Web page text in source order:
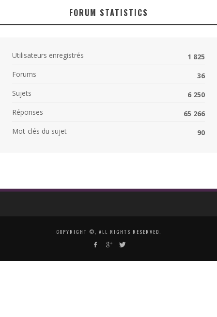
FORUM STATISTICS
Utilisateurs enregistrés
1 825
Forums
36
Sujets
6 250
Réponses
65 266
Mot-clés du sujet
90
COPYRIGHT ©, ALL RIGHTS RESERVED.